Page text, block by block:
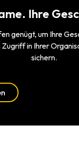
Ihre
genügt, um Ihre
Zugriff in Ihrer
sichern.